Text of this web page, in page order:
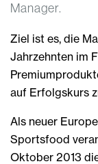
Manager.
Ziel ist es, die
Jahrzehnten im
auf Erfolgskurs
Als neuer
Sportsfood
Oktober 2013